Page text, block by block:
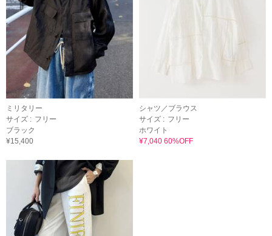
ミリタリー
サイズ : フリー
ブラック
¥15,400
シャツ／ブラウス
サイズ : フリー
ホワイト
¥7,040 60%OFF